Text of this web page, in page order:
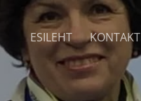
ESILEHT KONTAKT